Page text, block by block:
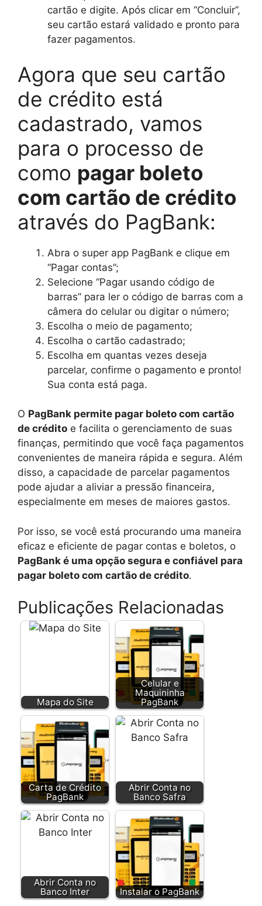
cartão e digite. Após clicar em “Concluir”,
seu cartão estará validado e pronto para
fazer pagamentos.
Agora que seu cartão
de crédito está
cadastrado, vamos
para o processo de
como pagar boleto
com cartão de crédito
através do PagBank:
Abra o super app PagBank e clique em
“Pagar contas”;
Selecione “Pagar usando código de
barras” para ler o código de barras com a
câmera do celular ou digitar o número;
Escolha o meio de pagamento;
Escolha o cartão cadastrado;
Escolha em quantas vezes deseja
parcelar, confirme o pagamento e pronto!
Sua conta está paga.
O PagBank permite pagar boleto com cartão
de crédito e facilita o gerenciamento de suas
finanças, permitindo que você faça pagamentos
convenientes de maneira rápida e segura. Além
disso, a capacidade de parcelar pagamentos
pode ajudar a aliviar a pressão financeira,
especialmente em meses de maiores gastos.
Por isso, se você está procurando uma maneira
eficaz e eficiente de pagar contas e boletos, o
PagBank é uma opção segura e confiável para
pagar boleto com cartão de crédito.
Publicações Relacionadas
Mapa do Site
Celular e
Maquininha
PagBank
Carta de Crédito
PagBank
Abrir Conta no
Banco Safra
Abrir Conta no
Banco Inter
Instalar o PagBank